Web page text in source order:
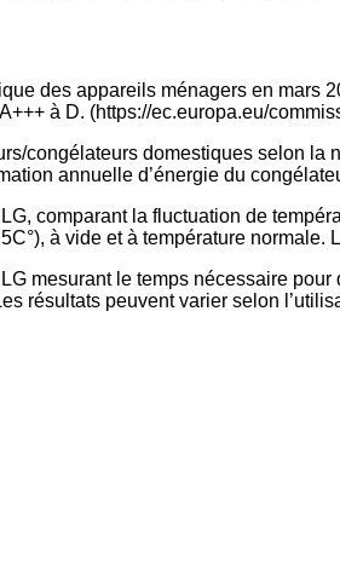
des appareils ménagers en mars
à D. (https://ec.europa.eu/
congélateurs domestiques selon
annuelle d’énergie du
comparant la fluctuation de
à vide et à température normale.
mesurant le temps nécessaire
résultats peuvent varier selon